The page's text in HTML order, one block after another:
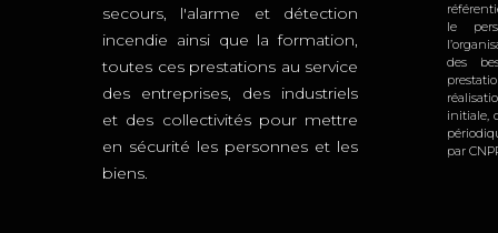
secours, l'alarme et détection
incendie ainsi que la formation,
toutes ces prestations au service
des entreprises, des industriels
et des collectivités pour mettre
en sécurité les personnes et les
biens.
le
des
initiale,
par